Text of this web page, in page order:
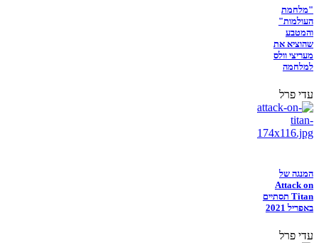
"מלחמת
העולמות"
והמטבע
שהוציא את
מעריצי וולס
למלחמה
עדי פרל
המנגה של
Attack on
Titan תסתיים
באפריל 2021
עדי פרל